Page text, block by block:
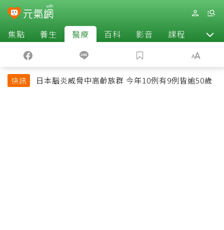
焦點 養生 醫療 百科 影音 課程 退休
快訊 日本腦炎威脅中高齡族群 今年10例有9例皆逾50歲